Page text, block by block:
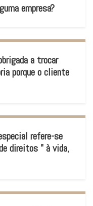
empresa?
a trocar
porque o cliente
refere-se
direitos " à vida,